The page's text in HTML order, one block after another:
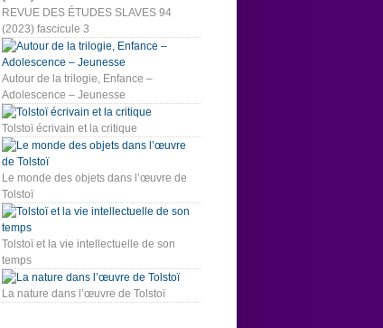
REVUE DES ÉTUDES SLAVES 94
(2023) fascicule 3
Autour de la trilogie, Enfance –
Adolescence – Jeunesse
Tolstoï écrivain et la critique
Le monde des objets dans l’œuvre de
Tolstoï
Tolstoï et la vie intellectuelle de son
temps
La nature dans l’œuvre de Tolstoï